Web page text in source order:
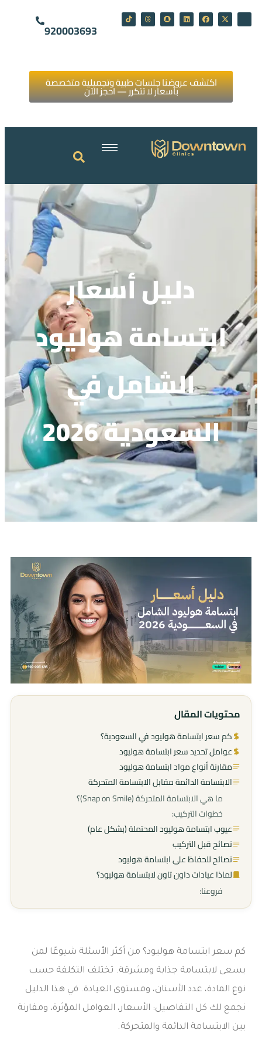
920003693
اكتشف عروضنا جلسات طبية وتجميلية متخصصة
بأسعار لا تتكرر — احجز الآن
دليل أسعار
ابتسامة هوليود
الشامل في
السعودية 2026
محتويات المقال
كم سعر ابتسامة هوليود في السعودية؟
عوامل تحديد سعر ابتسامة هوليود
مقارنة أنواع مواد ابتسامة هوليود
الابتسامة الدائمة مقابل الابتسامة المتحركة
ما هي الابتسامة المتحركة (Snap on Smile)؟
خطوات التركيب:
عيوب ابتسامة هوليود المحتملة (بشكل عام)
نصائح قبل التركيب
نصائح للحفاظ على ابتسامة هوليود
لماذا عيادات داون تاون لابتسامة هوليود؟
فروعنا:
كم سعر ابتسامة هوليود؟ من أكثر الأسئلة شيوعًا لمن
يسعى لابتسامة جذابة ومشرقة. تختلف التكلفة حسب
نوع المادة، عدد الأسنان، ومستوى العيادة. في هذا الدليل
نجمع لك كل التفاصيل: الأسعار، العوامل المؤثرة، ومقارنة
بين الابتسامة الدائمة والمتحركة.